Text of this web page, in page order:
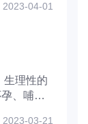
2023-04-01
、哺乳
2023-03-21